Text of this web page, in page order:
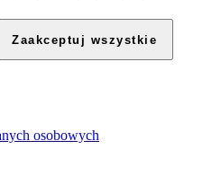
Zaakceptuj wszystkie
osobowych